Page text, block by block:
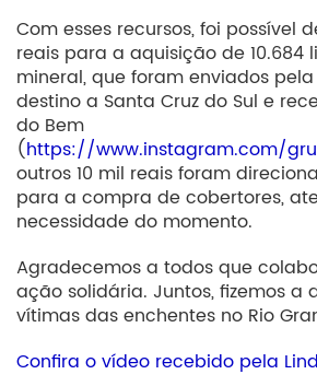
Com esses recursos, foi possível
reais para a aquisição de 10.684
mineral, que foram enviados
destino a Santa Cruz do Sul e
do Bem
(https://www.instagram.com/
outros 10 mil reais foram
para a compra de cobertores,
necessidade do momento.
Agradecemos a todos que
ação solidária. Juntos, fizemos a
vítimas das enchentes no Rio
Confira o vídeo recebido pela